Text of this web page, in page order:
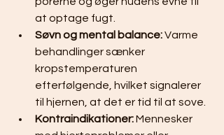
at optage fugt.
Søvn og mental balance: Varme
behandlinger sænker
kropstemperaturen
efterfølgende, hvilket signalerer
til hjernen, at det er tid til at sove.
Kontraindikationer: Mennesker